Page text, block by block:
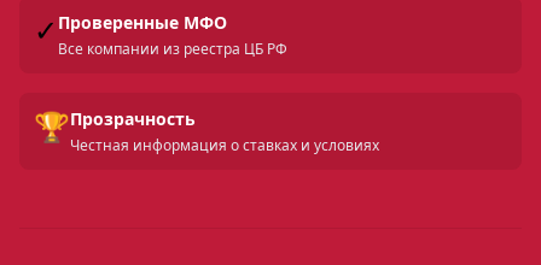
✓ Проверенные МФО
Все компании из реестра ЦБ РФ
🏆Прозрачность
Честная информация о ставках и условиях